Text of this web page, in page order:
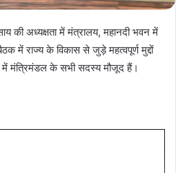
की अध्यक्षता में मंत्रालय, महानदी भवन में
में राज्य के विकास से जुड़े महत्वपूर्ण मुद्दों
में मंत्रिमंडल के सभी सदस्य मौजूद हैं।